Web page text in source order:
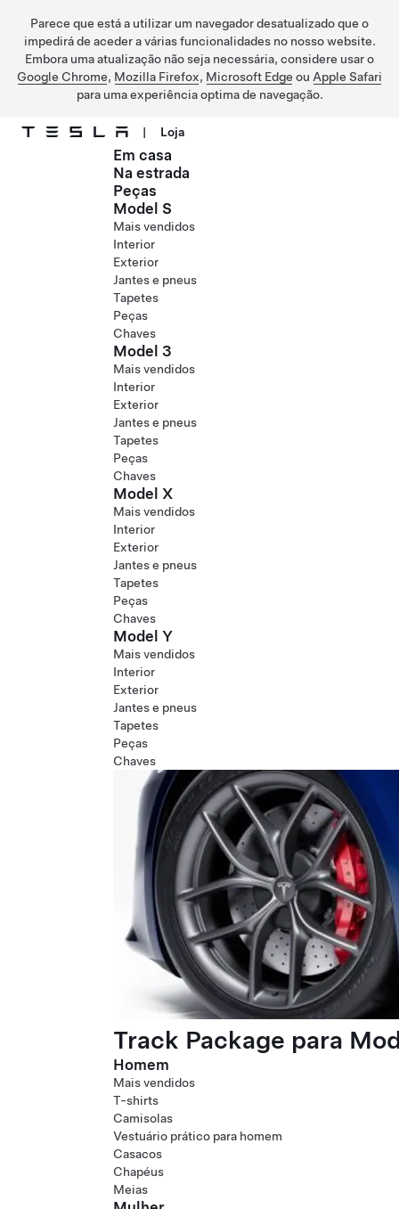
Parece que está a utilizar um navegador desatualizado que o
impedirá de aceder a várias funcionalidades no nosso website.
Embora uma atualização não seja necessária, considere usar o
Google Chrome, Mozilla Firefox, Microsoft Edge ou Apple Safari
para uma experiência optima de navegação.
Ir para o conteúdo principal
| Loja
Em casa
Na estrada
Peças
Model S
Mais vendidos
Interior
Exterior
Jantes e pneus
Tapetes
Peças
Chaves
Model 3
Mais vendidos
Interior
Exterior
Jantes e pneus
Tapetes
Peças
Chaves
Model X
Mais vendidos
Interior
Exterior
Jantes e pneus
Tapetes
Peças
Chaves
Model Y
Mais vendidos
Interior
Exterior
Jantes e pneus
Tapetes
Peças
Chaves
Track Package para
Homem
Mais vendidos
T-shirts
Camisolas
Vestuário prático para homem
Casacos
Chapéus
Meias